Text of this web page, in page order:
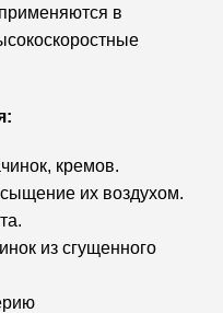
в
кремов.
их воздухом.
из сгущенного